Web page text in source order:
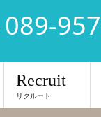
089-
Recruit
リクルート